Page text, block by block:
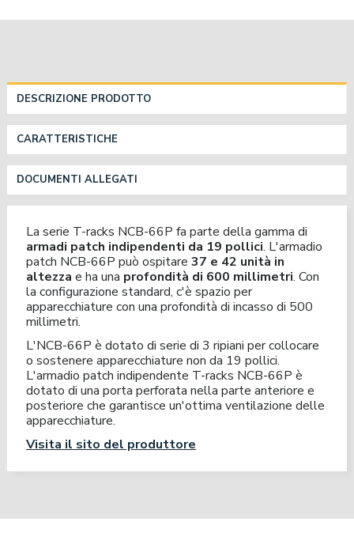
DESCRIZIONE PRODOTTO
CARATTERISTICHE
DOCUMENTI ALLEGATI
La serie T-racks NCB-66P fa parte della gamma di
armadi patch indipendenti da 19 pollici. L'armadio
patch NCB-66P può ospitare 37 e 42 unità in
altezza e ha una profondità di 600 millimetri. Con
la configurazione standard, c'è spazio per
apparecchiature con una profondità di incasso di 500
millimetri.
L'NCB-66P è dotato di serie di 3 ripiani per collocare
o sostenere apparecchiature non da 19 pollici.
L'armadio patch indipendente T-racks NCB-66P è
dotato di una porta perforata nella parte anteriore e
posteriore che garantisce un'ottima ventilazione delle
apparecchiature.
Visita il sito del produttore